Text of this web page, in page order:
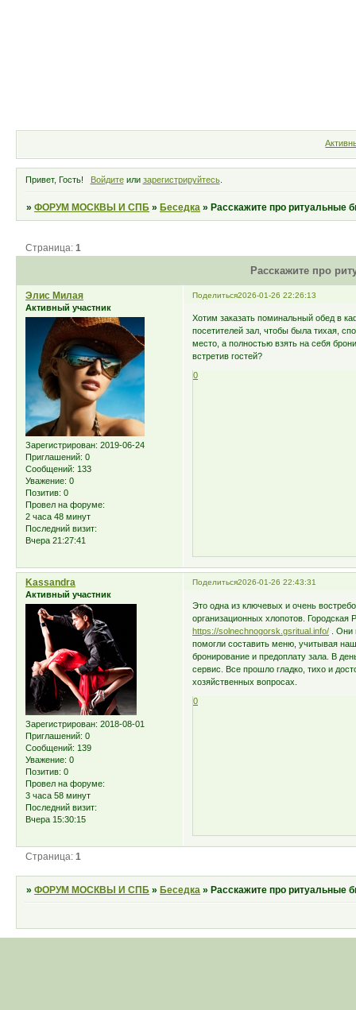
Привет, Гость! Войдитеили зарегистрируйтесь.
»ФОРУМ МОСКВЫ И СПБ »Беседка »Расскажите про ритуальные
Расскажите про
Страница:1
Поделиться2026-01-26 22:26:13
Элис Милая
Активный участник
Зарегистрирован: 2019-06-24
Приглашений: 0
Сообщений: 133
Уважение: 0
Позитив: 0
Провел на форуме:
2 часа 48 минут
Последний визит:
Вчера 21:27:41
Хотим заказать поминальный обед в
посетителей зал, чтобы была тихая,
место, а полностью взять на себя
встретив гостей?
0
Поделиться2026-01-26 22:43:31
Kassandra
Активный участник
Зарегистрирован: 2018-08-01
Приглашений: 0
Сообщений: 139
Уважение: 0
Позитив: 0
Провел на форуме:
3 часа 58 минут
Последний визит:
Вчера 15:30:15
Это одна из ключевых и очень
организационных хлопотов. Городская
https://solnechnogorsk.gsritual.info/ . Они
помогли составить меню, учитывая
бронирование и предоплату зала. В
сервис. Все прошло гладко, тихо и
хозяйственных вопросах.
0
Страница:1
»ФОРУМ МОСКВЫ И СПБ » Беседка » Расскажите про ритуальные